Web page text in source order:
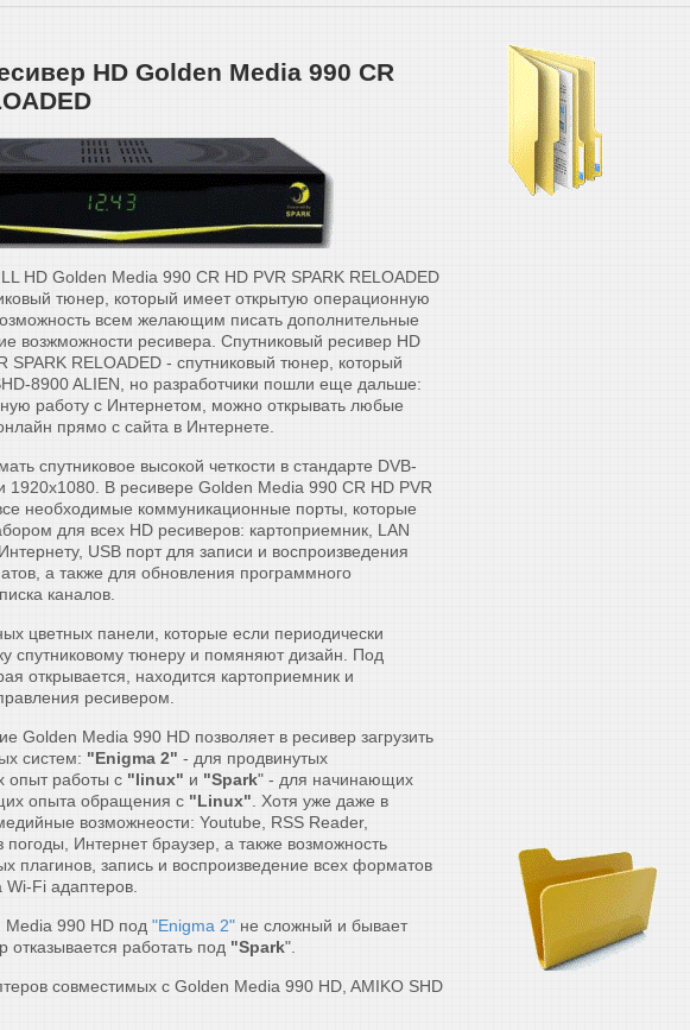
HD Golden Media 990 CR
HD Golden Media 990 CR HD PVR SPARK RELOADED
тюнер, который имеет открытую операционную
всем желающим писать дополнительные
возжможности ресивера. Спутниковый ресивер HD
SPARK RELOADED - спутниковый тюнер, который
8900 ALIEN, но разработчики пошли еще дальше:
работу с Интернетом, можно открывать любые
прямо с сайта в Интернете.
спутниковое высокой четкости в стандарте DVB-
1920x1080. В ресивере Golden Media 990 CR HD PVR
необходимые коммуникационные порты, которые
для всех HD ресиверов: картоприемник, LAN
USB порт для записи и воспроизведения
а также для обновления программного
каналов.
цветных панели, которые если периодически
спутниковому тюнеру и помяняют дизайн. Под
открывается, находится картоприемник и
ресивером.
Golden Media 990 HD позволяет в ресивер загрузить
систем: "Enigma 2" - для продвинутых
опыт работы с "linux" и "Spark" - для начинающих
опыта обращения с "Linux" . Хотя уже даже в
возможнеости: Youtube, RSS Reader,
погоды, Интернет браузер, а также возможность
плагинов, запись и воспроизведение всех форматов
Fi адаптеров.
990 HD под "Enigma 2" не сложный и бывает
отказывается работать под "Spark".
совместимых с Golden Media 990 HD, AMIKO SHD